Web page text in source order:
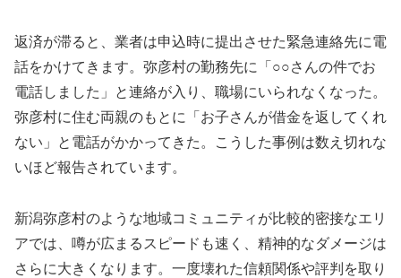
返済が滞ると、業者は申込時に提出させた緊急連絡先に電
話をかけてきます。弥彦村の勤務先に「○○さんの件でお
電話しました」と連絡が入り、職場にいられなくなった。
弥彦村に住む両親のもとに「お子さんが借金を返してくれ
ない」と電話がかかってきた。こうした事例は数え切れな
いほど報告されています。
新潟弥彦村のような地域コミュニティが比較的密接なエリ
アでは、噂が広まるスピードも速く、精神的なダメージは
さらに大きくなります。一度壊れた信頼関係や評判を取り